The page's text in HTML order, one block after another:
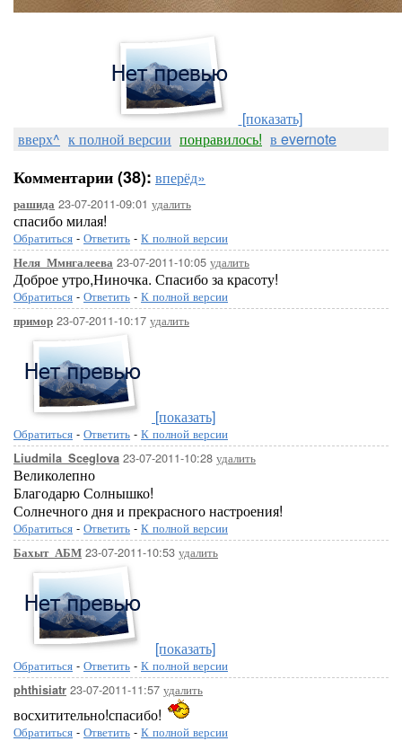
[показать]
вверх^ к полной версии понравилось! в evernote
Комментарии (38): вперёд»
рашида 23-07-2011-09:01 удалить
спасибо милая!
Обратиться - Ответить - К полной версии
Неля_Ммнгалеева 23-07-2011-10:05 удалить
Доброе утро,Ниночка. Спасибо за красоту!
Обратиться - Ответить - К полной версии
примор 23-07-2011-10:17 удалить
[показать]
Обратиться - Ответить - К полной версии
Liudmila_Sceglova 23-07-2011-10:28 удалить
Великолепно
Благодарю Солнышко!
Солнечного дня и прекрасного настроения!
Обратиться - Ответить - К полной версии
Бахыт_АБМ 23-07-2011-10:53 удалить
[показать]
Обратиться - Ответить - К полной версии
phthisiatr 23-07-2011-11:57 удалить
восхитительно!спасибо!
Обратиться - Ответить - К полной версии